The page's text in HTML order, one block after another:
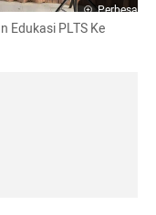
Perbesar
Edukasi PLTS Ke